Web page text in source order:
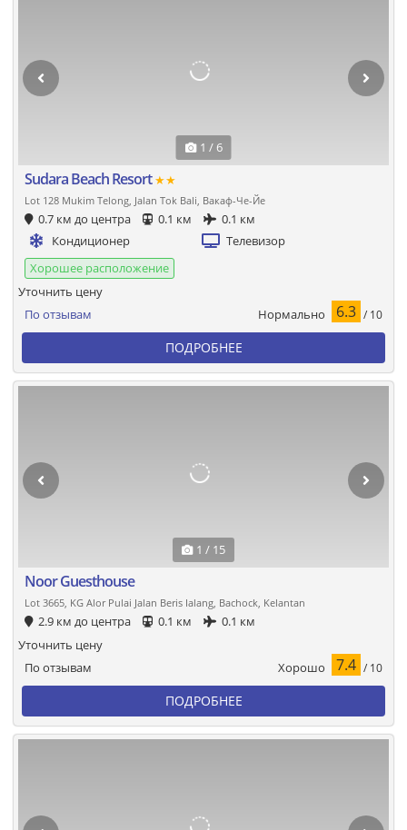
1 / 6
Sudara Beach Resort★★
Lot 128 Mukim Telong, Jalan Tok Bali, Вакаф-Че-Йе
0.7 км до центра 0.1 км
0.1 км
Кондиционер
Телевизор
Хорошее расположение
По отзывам Нормально 6.3 / 10
Уточнить цену
ПОДРОБНЕЕ
1 / 15
Noor Guesthouse
Lot 3665, KG Alor Pulai Jalan Beris Ialang, Bachock, Kelantan
2.9 км до центра 0.1 км 0.1 км
По отзывам Хорошо 7.4 / 10
Уточнить цену
ПОДРОБНЕЕ